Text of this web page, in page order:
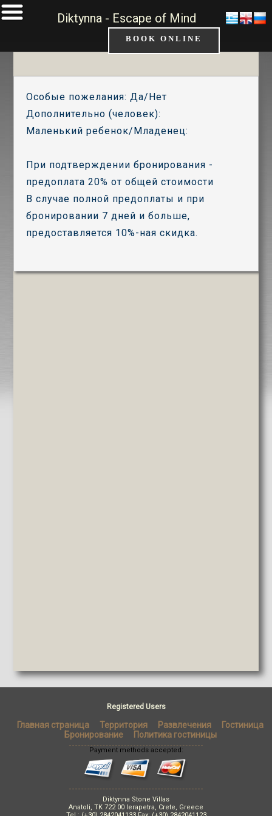
Diktynna - Escape of Mind
BOOK ONLINE
Особые пожелания: Да/Нет
Дополнительно (человек):
Маленький ребенок/Младенец:
При подтверждении бронирования -
предоплата 20% от общей стоимости
В случае полной предоплаты и при
бронировании 7 дней и больше,
предоставляется 10%-ная скидка.
Registered Users
Главная страница Территория Развлечения
Гостиница
Бронирование
Политика гостиницы
Payment methods accepted:
Diktynna Stone Villas
Anatoli, TK 722 00 Ierapetra, Crete, Greece